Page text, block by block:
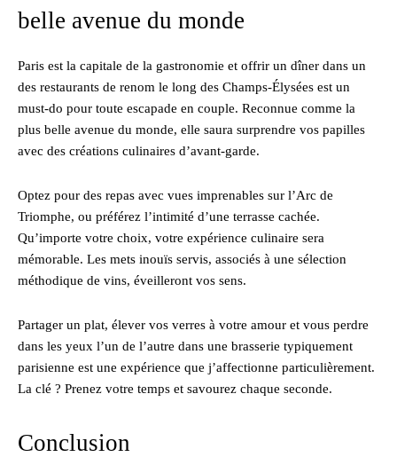
belle avenue du monde
Paris est la capitale de la gastronomie et offrir un dîner dans un
des restaurants de renom le long des Champs-Élysées est un
must-do pour toute escapade en couple. Reconnue comme la
plus belle avenue du monde, elle saura surprendre vos papilles
avec des créations culinaires d’avant-garde.
Optez pour des repas avec vues imprenables sur l’Arc de
Triomphe, ou préférez l’intimité d’une terrasse cachée.
Qu’importe votre choix, votre expérience culinaire sera
mémorable. Les mets inouïs servis, associés à une sélection
méthodique de vins, éveilleront vos sens.
Partager un plat, élever vos verres à votre amour et vous perdre
dans les yeux l’un de l’autre dans une brasserie typiquement
parisienne est une expérience que j’affectionne particulièrement.
La clé ? Prenez votre temps et savourez chaque seconde.
Conclusion